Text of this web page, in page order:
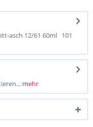
asch 12/61 60ml 101
mehr